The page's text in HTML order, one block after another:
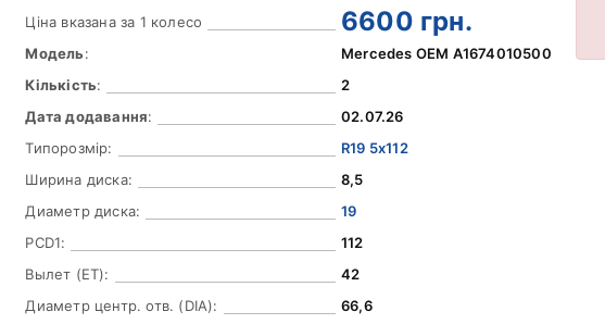
Ціна вказана за 1 колесо 6600 грн.
Модель:
Mercedes OEM A1674010500
Кількість:
2
Дата додавання:
02.07.26
Типорозмір:
R19 5x112
Ширина диска:
8,5
Диаметр диска:
19
PCD1:
112
Вылет (ET):
42
Диаметр центр. отв. (DIA):
66,6